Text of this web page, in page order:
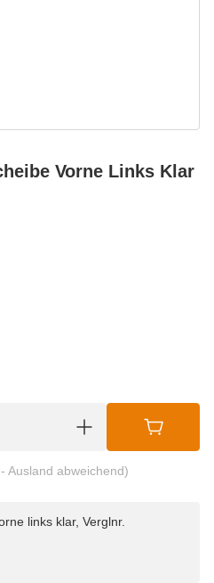
Vorne Links Klar
Ausland abweichend)
links klar, Verglnr.